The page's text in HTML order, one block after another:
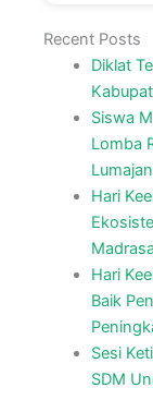
Recent Posts
Diklat
Siswa
Lomba
Hari
Hari
Baik
Sesi
SDM